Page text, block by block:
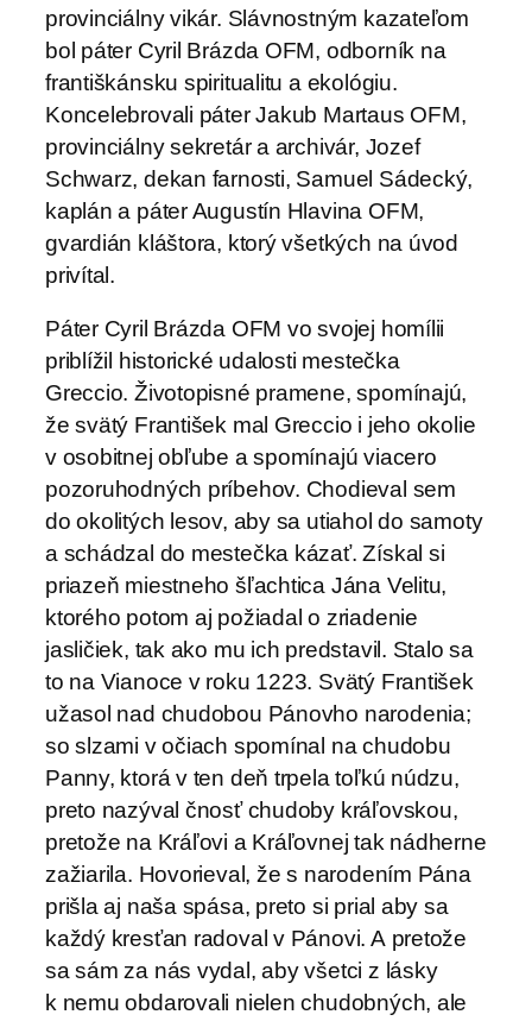
provinciálny vikár. Slávnostným kazateľom
bol páter Cyril Brázda OFM, odborník na
františkánsku spiritualitu a ekológiu.
Koncelebrovali páter Jakub Martaus OFM,
provinciálny sekretár a archivár, Jozef
Schwarz, dekan farnosti, Samuel Sádecký,
kaplán a páter Augustín Hlavina OFM,
gvardián kláštora, ktorý všetkých na úvod
privítal.
Páter Cyril Brázda OFM vo svojej homílii
priblížil historické udalosti mestečka
Greccio. Životopisné pramene, spomínajú,
že svätý František mal Greccio i jeho okolie
v osobitnej obľube a spomínajú viacero
pozoruhodných príbehov. Chodieval sem
do okolitých lesov, aby sa utiahol do samoty
a schádzal do mestečka kázať. Získal si
priazeň miestneho šľachtica Jána Velitu,
ktorého potom aj požiadal o zriadenie
jasličiek, tak ako mu ich predstavil. Stalo sa
to na Vianoce v roku 1223. Svätý František
užasol nad chudobou Pánovho narodenia;
so slzami v očiach spomínal na chudobu
Panny, ktorá v ten deň trpela toľkú núdzu,
preto nazýval čnosť chudoby kráľovskou,
pretože na Kráľovi a Kráľovnej tak nádherne
zažiarila. Hovorieval, že s narodením Pána
prišla aj naša spása, preto si prial aby sa
každý kresťan radoval v Pánovi. A pretože
sa sám za nás vydal, aby všetci z lásky
k nemu obdarovali nielen chudobných, ale